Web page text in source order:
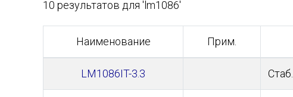
10 результатов для 'lm1086'
Наименование Прим.
LM1086IT-3.3